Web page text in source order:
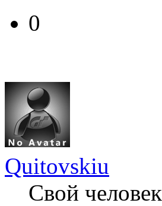
0
Quitovskiu
Свой человек